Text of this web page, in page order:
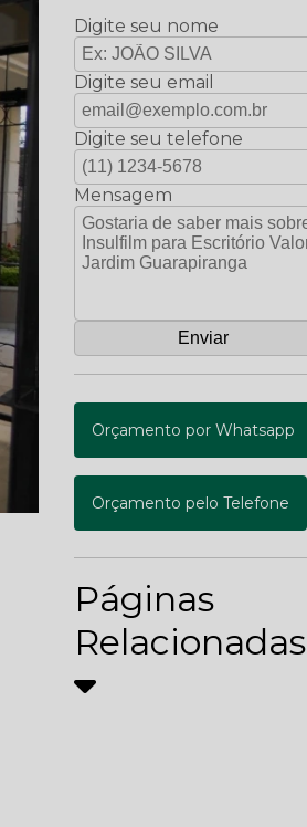
Digite seu nome
Digite seu email
Digite seu telefone
Mensagem
Orçamento por Whatsapp
Orçamento pelo Telefone
Páginas
Relacionadas